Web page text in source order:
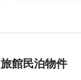
館民泊物件